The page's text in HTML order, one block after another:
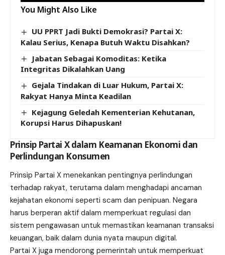
You Might Also Like
UU PPRT Jadi Bukti Demokrasi? Partai X:
Kalau Serius, Kenapa Butuh Waktu Disahkan?
Jabatan Sebagai Komoditas: Ketika
Integritas Dikalahkan Uang
Gejala Tindakan di Luar Hukum, Partai X:
Rakyat Hanya Minta Keadilan
Kejagung Geledah Kementerian Kehutanan,
Korupsi Harus Dihapuskan!
Prinsip Partai X dalam Keamanan Ekonomi dan
Perlindungan Konsumen
Prinsip Partai X menekankan pentingnya perlindungan
terhadap rakyat, terutama dalam menghadapi ancaman
kejahatan ekonomi seperti scam dan penipuan. Negara
harus berperan aktif dalam memperkuat regulasi dan
sistem pengawasan untuk memastikan keamanan transaksi
keuangan, baik dalam dunia nyata maupun digital.
Partai X juga mendorong pemerintah untuk memperkuat